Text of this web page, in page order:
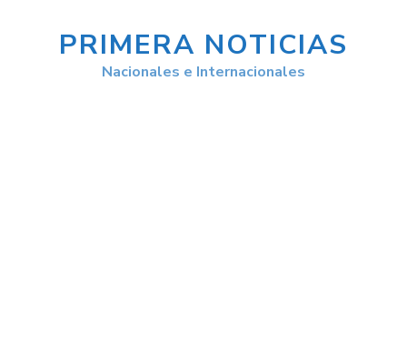
PRIMERA NOTICIAS
Nacionales e Internacionales